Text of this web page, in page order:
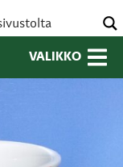
VALIKKO